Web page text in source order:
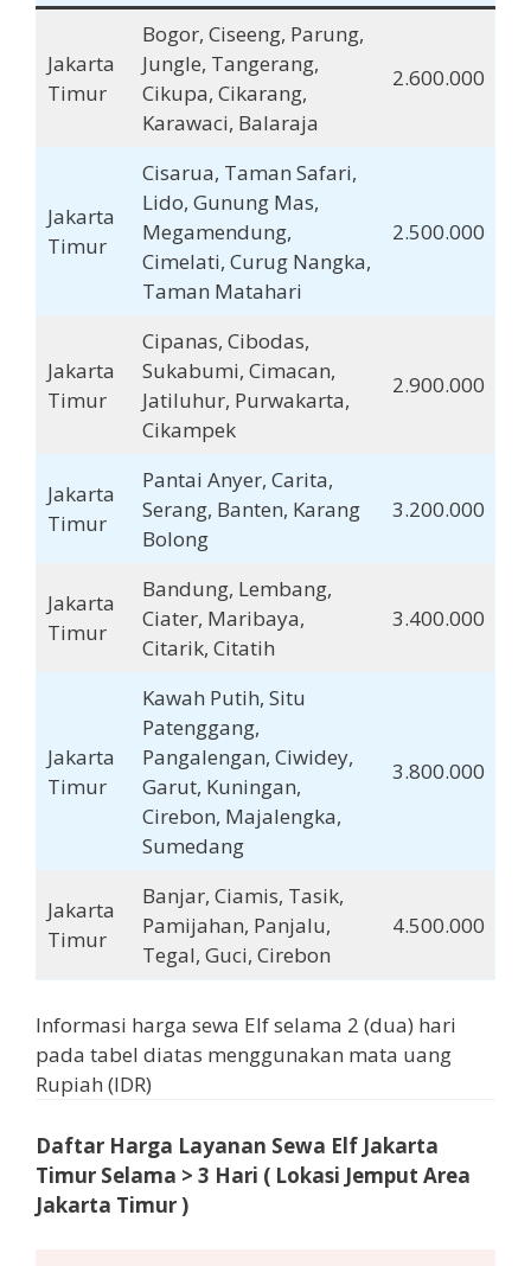
Jakarta
Timur
Bogor, Ciseeng, Parung,
Jungle, Tangerang,
Cikupa, Cikarang,
Karawaci, Balaraja
2.600.000
Jakarta
Timur
Cisarua, Taman Safari,
Lido, Gunung Mas,
Megamendung,
Cimelati, Curug Nangka,
Taman Matahari
2.500.000
Jakarta
Timur
Cipanas, Cibodas,
Sukabumi, Cimacan,
Jatiluhur, Purwakarta,
Cikampek
2.900.000
Jakarta
Timur
Pantai Anyer, Carita,
Serang, Banten, Karang
Bolong
3.200.000
Jakarta
Timur
Bandung, Lembang,
Ciater, Maribaya,
Citarik, Citatih
3.400.000
Jakarta
Timur
Kawah Putih, Situ
Patenggang,
Pangalengan, Ciwidey,
Garut, Kuningan,
Cirebon, Majalengka,
Sumedang
3.800.000
Jakarta
Timur
Banjar, Ciamis, Tasik,
Pamijahan, Panjalu,
Tegal, Guci, Cirebon
4.500.000
Informasi harga sewa Elf selama 2 (dua) hari
pada tabel diatas menggunakan mata uang
Rupiah (IDR)
Daftar Harga Layanan Sewa Elf Jakarta
Timur Selama > 3 Hari ( Lokasi Jemput Area
Jakarta Timur )